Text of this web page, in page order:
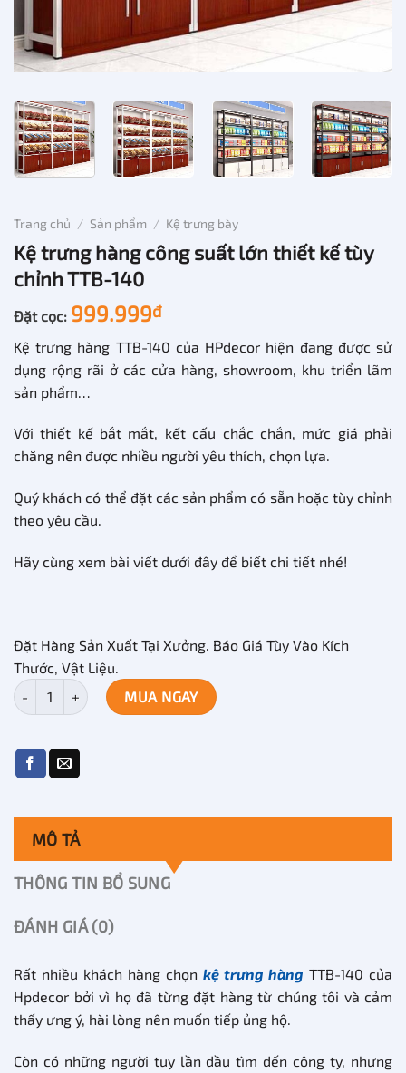
Trang chủ / Sản phẩm / Kệ trưng bày
Kệ trưng hàng công suất lớn thiết kế tùy
chỉnh TTB-140
Đặt cọc: 999.999đ
Kệ trưng hàng TTB-140 của HPdecor hiện đang được sử
dụng rộng rãi ở các cửa hàng, showroom, khu triển lãm
sản phẩm…
Với thiết kế bắt mắt, kết cấu chắc chắn, mức giá phải
chăng nên được nhiều người yêu thích, chọn lựa.
Quý khách có thể đặt các sản phẩm có sẵn hoặc tùy chỉnh
theo yêu cầu.
Hãy cùng xem bài viết dưới đây để biết chi tiết nhé!
Đặt Hàng Sản Xuất Tại Xưởng. Báo Giá Tùy Vào Kích
Thước, Vật Liệu.
Kệ trưng hàng công suất lớn thiết kế tùy chỉnh TTB-140 số lượng
MUA NGAY
MÔ TẢ
THÔNG TIN BỔ SUNG
ĐÁNH GIÁ (0)
Rất nhiều khách hàng chọn kệ trưng hàng TTB-140 của
Hpdecor bởi vì họ đã từng đặt hàng từ chúng tôi và cảm
thấy ưng ý, hài lòng nên muốn tiếp ủng hộ.
Còn có những người tuy lần đầu tìm đến công ty, nhưng